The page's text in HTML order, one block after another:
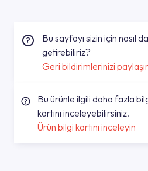
Bu sayfayı sizin için nasıl
getirebiliriz?
Geri bildirimlerinizi
Bu ürünle ilgili daha fazla
kartını inceleyebilirsiniz.
Ürün bilgi kartını inceleyin